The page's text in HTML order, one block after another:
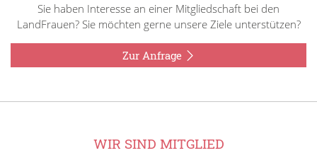
Sie haben Interesse an einer Mitgliedschaft bei den
LandFrauen? Sie möchten gerne unsere Ziele unterstützen?
Zur Anfrage
WIR SIND MITGLIED